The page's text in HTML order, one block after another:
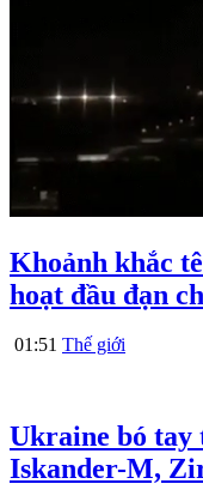
Khoảnh khắc
hoạt đầu đạn
01:51 Thế giới
Ukraine bó
Iskander-M,